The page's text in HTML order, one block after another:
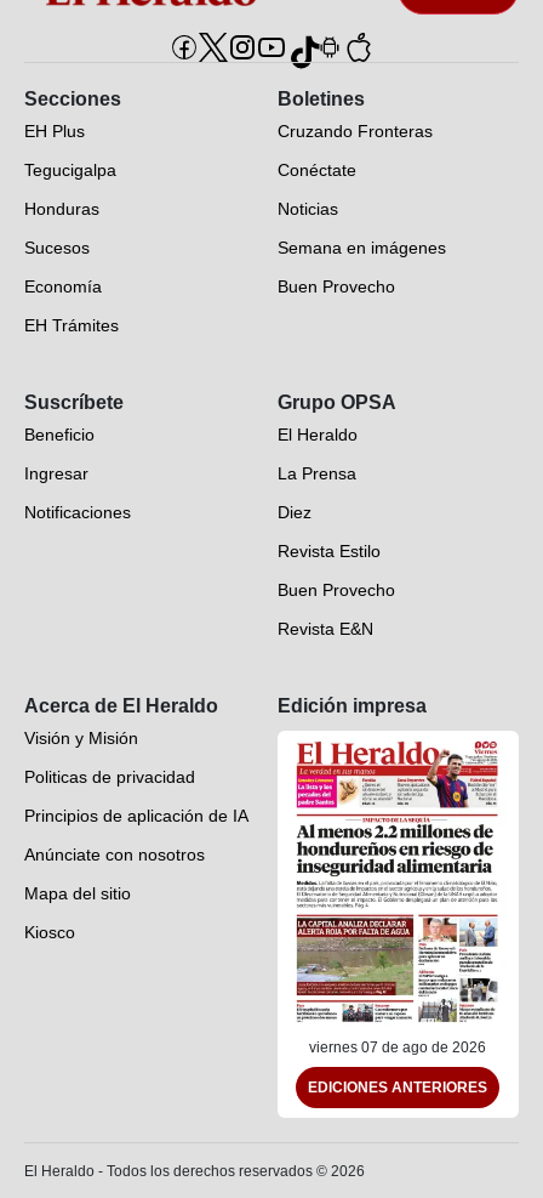
Secciones
EH Plus
Tegucigalpa
Honduras
Sucesos
Economía
EH Trámites
EH Verifica
Fotogalerías
Deportes
Videos
Boletines
Cruzando Fronteras
Conéctate
Noticias
Semana en imágenes
Buen Provecho
Suscríbete
Beneficio
Ingresar
Notificaciones
Grupo OPSA
El Heraldo
La Prensa
Diez
Revista Estilo
Buen Provecho
Revista E&N
Acerca de El Heraldo
Visión y Misión
Politicas de privacidad
Principios de aplicación de IA
Anúnciate con nosotros
Mapa del sitio
Kiosco
Edición impresa
viernes 07 de ago de 2026
EDICIONES ANTERIORES
El Heraldo - Todos los derechos reservados © 2026